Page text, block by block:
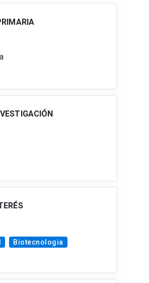
Biotecnologia